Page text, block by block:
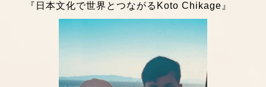
『日本文化で世界とつながるKoto Chikage』